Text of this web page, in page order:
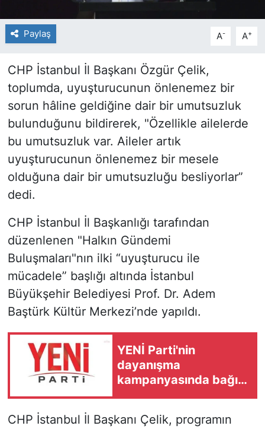
Paylaş A- A+
CHP İstanbul İl Başkanı Özgür Çelik,
toplumda, uyuşturucunun önlenemez bir
sorun hâline geldiğine dair bir umutsuzluk
bulunduğunu bildirerek, "Özellikle ailelerde
bu umutsuzluk var. Aileler artık
uyuşturucunun önlenemez bir mesele
olduğuna dair bir umutsuzluğu besliyorlar”
dedi.
CHP İstanbul İl Başkanlığı tarafından
düzenlenen "Halkın Gündemi
Buluşmaları"nın ilki “uyuşturucu ile
mücadele” başlığı altında İstanbul
Büyükşehir Belediyesi Prof. Dr. Adem
Baştürk Kültür Merkezi’nde yapıldı.
YENİ Parti'nin
dayanışma
kampanyasında bağış
CHP İstanbul İl Başkanı Çelik, programın